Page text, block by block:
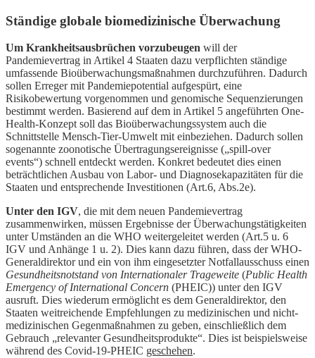
Ständige globale biomedizinische Überwachung
Um Krankheitsausbrüchen vorzubeugen will der
Pandemievertrag in Artikel 4 Staaten dazu verpflichten ständige
umfassende Bioüberwachungsmaßnahmen durchzuführen. Dadurch
sollen Erreger mit Pandemiepotential aufgespürt, eine
Risikobewertung vorgenommen und genomische Sequenzierungen
bestimmt werden. Basierend auf dem in Artikel 5 angeführten One-
Health-Konzept soll das Bioüberwachungssystem auch die
Schnittstelle Mensch-Tier-Umwelt mit einbeziehen. Dadurch sollen
sogenannte zoonotische Übertragungsereignisse („spill-over
events“) schnell entdeckt werden. Konkret bedeutet dies einen
beträchtlichen Ausbau von Labor- und Diagnosekapazitäten für die
Staaten und entsprechende Investitionen (Art.6, Abs.2e).
Unter den IGV, die mit dem neuen Pandemievertrag
zusammenwirken, müssen Ergebnisse der Überwachungstätigkeiten
unter Umständen an die WHO weitergeleitet werden (Art.5 u. 6
IGV und Anhänge 1 u. 2). Dies kann dazu führen, dass der WHO-
Generaldirektor und ein von ihm eingesetzter Notfallausschuss einen
Gesundheitsnotstand von Internationaler Trageweite (Public Health
Emergency of International Concern (PHEIC)) unter den IGV
ausruft. Dies wiederum ermöglicht es dem Generaldirektor, den
Staaten weitreichende Empfehlungen zu medizinischen und nicht-
medizinischen Gegenmaßnahmen zu geben, einschließlich dem
Gebrauch „relevanter Gesundheitsprodukte“. Dies ist beispielsweise
während des Covid-19-PHEIC geschehen.